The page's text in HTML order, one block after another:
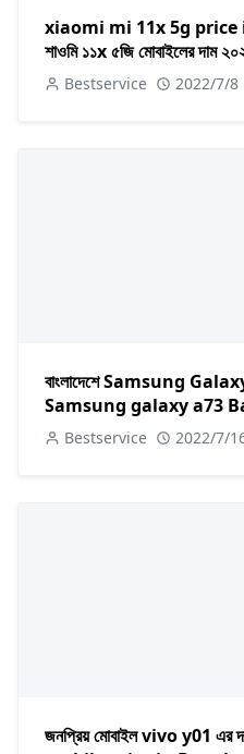
xiaomi mi 11x 5g price
শাওমি ১১x ৫জি মোবাইলের দাম
২০২২Bestservice 2022/7/8
বাংলাদেশে Samsung
Samsung galaxy a73
Bestservice 2022/7/
জনপ্রিয় মোবাইল vivo y01